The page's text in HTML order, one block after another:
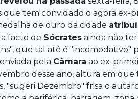
que tem convidado o agora ex-
de ouro da cidade
facto de Sócrates ainda não
que tal até é "incomodativo"
pela Câmara ao ex-
desse ano, altura em
"sugeri Dezembro" frisa o